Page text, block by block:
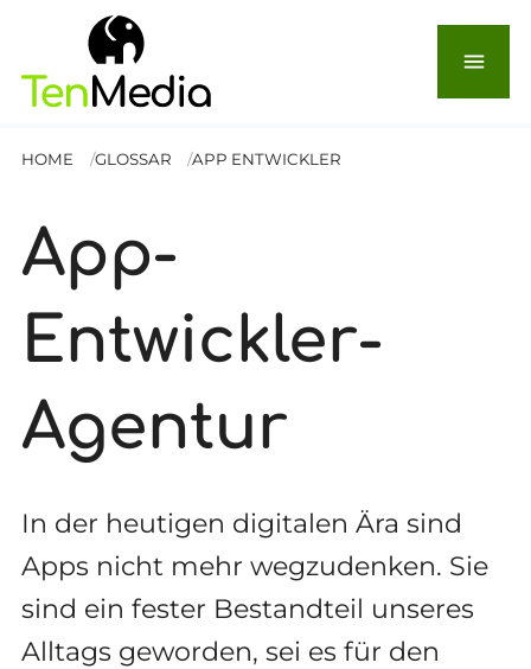
menu
HOME GLOSSAR APP ENTWICKLER
App-
Entwickler-
Agentur
In der heutigen digitalen Ära sind
Apps nicht mehr wegzudenken. Sie
sind ein fester Bestandteil unseres
Alltags geworden, sei es für den